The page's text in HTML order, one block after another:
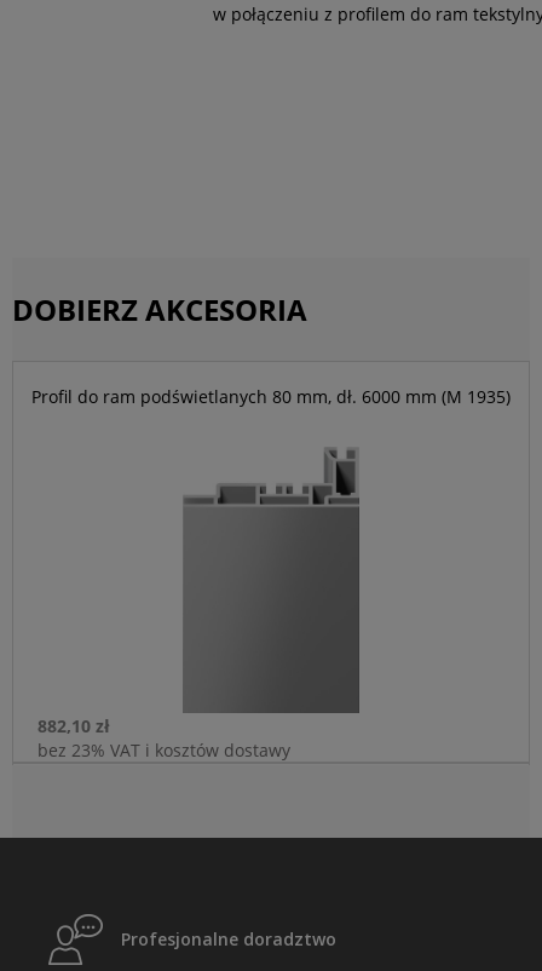
w połączeniu z profilem do ram
DOBIERZ AKCESORIA
Profil do ram podświetlanych 80 mm, dł. 6000 mm (M 1935)
882,10 zł
bez 23% VAT i kosztów dostawy
Profesjonalne doradztwo